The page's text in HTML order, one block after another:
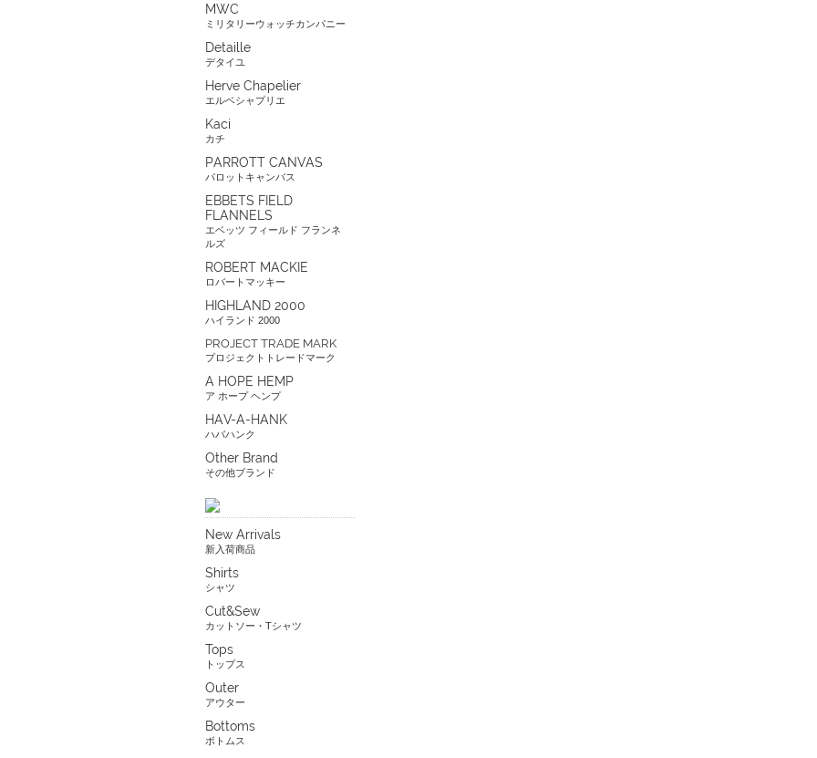
MWC
ミリタリーウォッチカンパニー
Detaille
デタイユ
Herve Chapelier
エルベシャプリエ
Kaci
カチ
PARROTT CANVAS
パロットキャンバス
EBBETS FIELD
FLANNELS
エベッツ フィールド フランネ
ルズ
ROBERT MACKIE
ロバートマッキー
HIGHLAND 2000
ハイランド 2000
PROJECT TRADE MARK
プロジェクトトレードマーク
A HOPE HEMP
ア ホープ ヘンプ
HAV-A-HANK
ハバハンク
Other Brand
その他ブランド
New Arrivals
新入荷商品
Shirts
シャツ
Cut&Sew
カットソー・Tシャツ
Tops
トップス
Outer
アウター
Bottoms
ボトムス